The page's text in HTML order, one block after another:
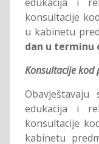
konsultacije
u kabinetu
dan u terminu
Konsultacije kod
Obavještavaju
edukacija i
konsultacije
kabinetu